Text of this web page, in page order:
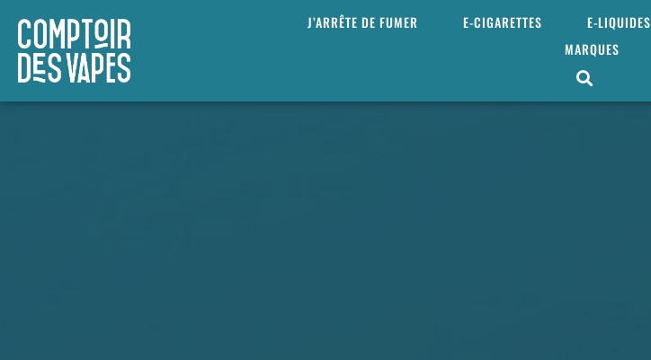
J’ARRÊTE DE FUMER E-CIGARETTES E-LIQUIDES
MARQUES